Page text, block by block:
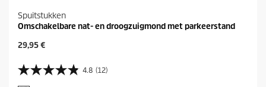
Spuitstukken
Omschakelbare nat- en droogzuigmond met parkeerstand
H
i
d
29,95 €
4.8 (12)
4